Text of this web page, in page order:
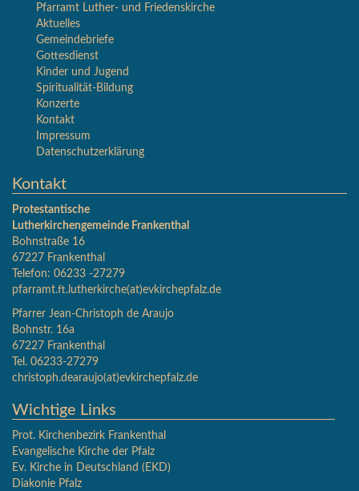
Pfarramt Luther- und Friedenskirche
Aktuelles
Gemeindebriefe
Gottesdienst
Kinder und Jugend
Spiritualität-Bildung
Konzerte
Kontakt
Impressum
Datenschutzerklärung
Kontakt
Protestantische
Lutherkirchengemeinde Frankenthal
Bohnstraße 16
67227 Frankenthal
Telefon: 06233 -27279
pfarramt.ft.lutherkirche(at)evkirchepfalz.de
Pfarrer Jean-Christoph de Araujo
Bohnstr. 16a
67227 Frankenthal
Tel. 06233-27279
christoph.dearaujo(at)evkirchepfalz.de
Wichtige Links
Prot. Kirchenbezirk Frankenthal
Evangelische Kirche der Pfalz
Ev. Kirche in Deutschland (EKD)
Diakonie Pfalz